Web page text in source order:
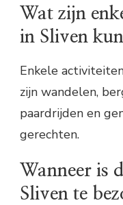
Wat zijn
in Sliven
Enkele
zijn wandelen,
paardrijden en
gerechten.
Wanneer is
Sliven te